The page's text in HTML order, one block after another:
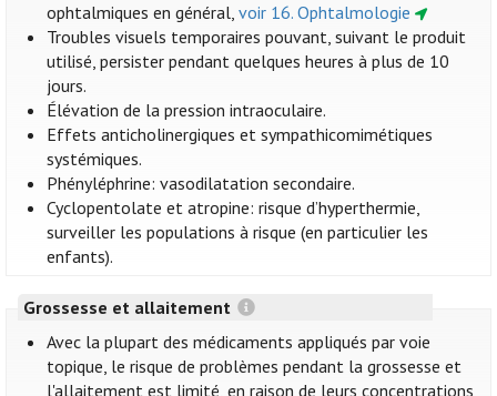
ophtalmiques en général,voir 16. Ophtalmologie
Troubles visuels temporaires pouvant, suivant le produit
utilisé, persister pendant quelques heures à plus de 10
jours.
Élévation de la pression intraoculaire.
Effets anticholinergiques et sympathicomimétiques
systémiques.
Phényléphrine: vasodilatation secondaire.
Cyclopentolate et atropine: risque d’hyperthermie,
surveiller les populations à risque (en particulier les
enfants).
Grossesse et allaitement
Avec la plupart des médicaments appliqués par voie
topique, le risque de problèmes pendant la grossesse et
l'allaitement est limité, en raison de leurs concentrations